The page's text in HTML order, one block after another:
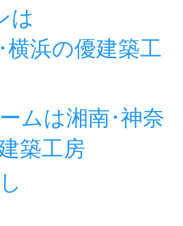
は
横浜の優建築工
ムは湘南･神奈
築工房